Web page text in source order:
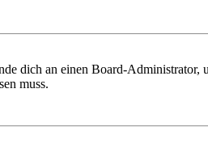
dich an einen Board-Administrator,
muss.